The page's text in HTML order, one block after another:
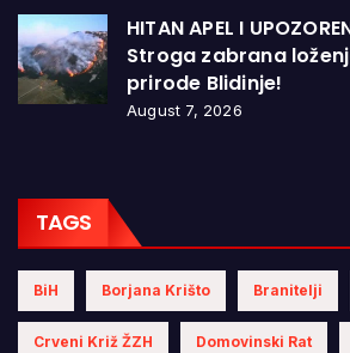
HITAN APEL I
Stroga zabrana
prirode Blidinje!
August 7, 2026
TAGS
BiH Borjana Krišto Branitelji
Crveni Križ ŽZH Domovinski Rat